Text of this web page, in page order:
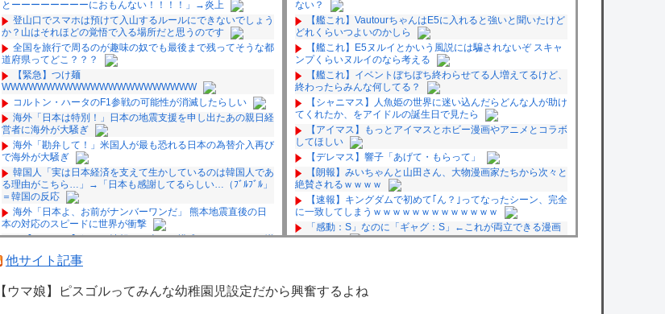
とーーーーーーーーにおもんない！！！！」→炎上
登山口でスマホは預けて入山するルールにできないでしょう
か？山はそれほどの覚悟で入る場所だと思うのです
全国を旅行で周るのが趣味の奴でも最後まで残ってそうな都
道府県ってどこ？？？
【緊急】つけ麺
WWWWWWWWWWWWWWWWWWWWWW
コルトン・ハータのF1参戦の可能性が消滅したらしい
海外「日本は特別！」日本の地震支援を申し出たあの親日経
営者に海外が大騒ぎ
海外「勘弁して！」米国人が最も恐れる日本の為替介入再び
で海外が大騒ぎ
韓国人「実は日本経済を支えて生かしているのは韓国人であ
る理由がこちら…」→「日本も感謝してるらしい…（ﾌﾞﾙﾌﾞﾙ」
＝韓国の反応
海外「日本よ、お前がナンバーワンだ」 熊本地震直後の日
本の対応のスピードに世界が衝撃
★【ワートリ】細かい情報まで含めて構成されたキャラの掛
け合いだからなぁ（約100人）
★【ワートリ】基本的に最上さんも迅に後事を託すつもりで
★【ワートリ】対ボーダーに特化とは言うけど
ない？
【艦これ】VautourちゃんはE5に入れると強いと聞いたけど
どれくらいつよいのかしら
【艦これ】E5ヌルイとかいう風説には騙されないぞ スキャ
ンプくらいヌルイのなら考える
【艦これ】イベントぼちぼち終わらせてる人増えてるけど、
終わったらみんな何してる？
【シャニマス】人魚姫の世界に迷い込んだらどんな人が助け
てくれたか、をアイドルの誕生日で見たら
【アイマス】もっとアイマスとホビー漫画やアニメとコラボ
してほしい
【デレマス】響子「あげて・もらって」
【朗報】みいちゃんと山田さん、大物漫画家たちから次々と
絶賛されるｗｗｗｗ
【速報】キングダムで初めて｢ん？｣ってなったシーン、完全
に一致してしまうｗｗｗｗｗｗｗｗｗｗｗｗｗ
「感動：S」なのに「ギャグ：S」←これが両立できる漫画
ってある？
【悲報】DeNA「ポケポケのユーザー数がガタ落ちしたので
他サイト記事
【ウマ娘】ピスゴルってみんな幼稚園児設定だから興奮するよね